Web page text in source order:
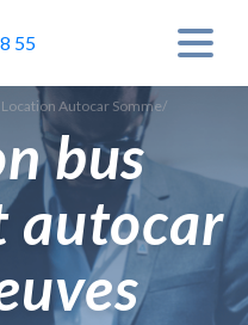
55
Location Autocar Somme/
bus
autocar